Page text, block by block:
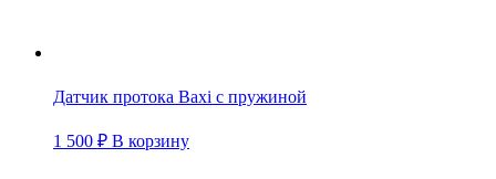
Датчик протока Baxi с пружиной
1 500 ₽ В корзину